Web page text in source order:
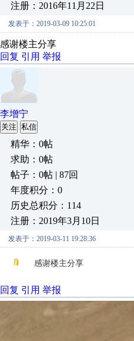
注册：2016年11月22日
发表于：2019-03-09 10:25:01
感谢楼主分享
回复 引用 举报
李增宁
关注 私信
精华：0帖
求助：0帖
帖子：0帖 | 87回
年度积分：0
历史总积分：114
注册：2019年3月10日
发表于：2019-03-11 19:28:36
感谢楼主分享
回复 引用 举报